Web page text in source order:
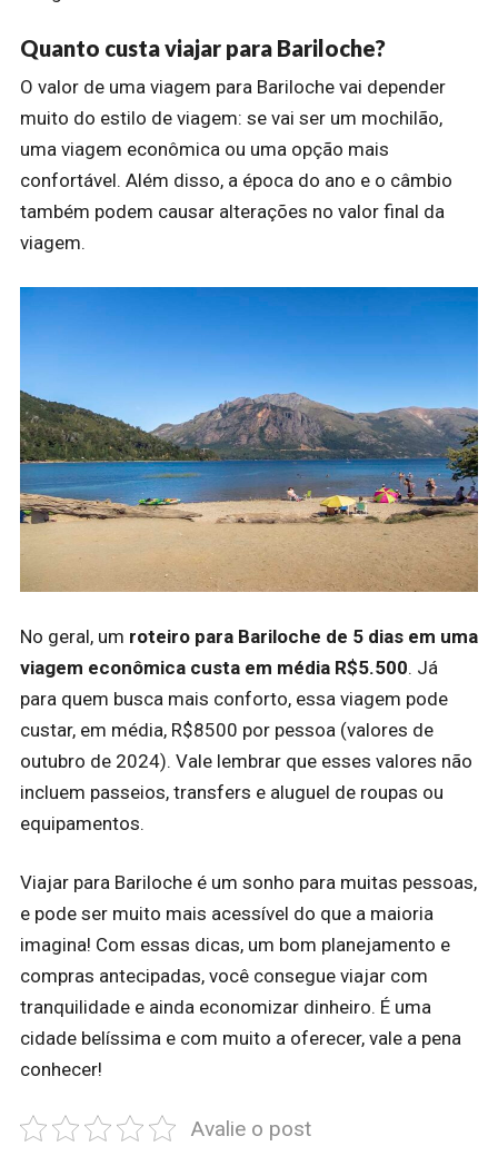
Quanto custa viajar para Bariloche?
O valor de uma viagem para Bariloche vai depender
muito do estilo de viagem: se vai ser um mochilão,
uma viagem econômica ou uma opção mais
confortável. Além disso, a época do ano e o câmbio
também podem causar alterações no valor final da
viagem.
No geral, um roteiro para Bariloche de 5 dias em uma
viagem econômica custa em média R$5.500. Já
para quem busca mais conforto, essa viagem pode
custar, em média, R$8500 por pessoa (valores de
outubro de 2024). Vale lembrar que esses valores não
incluem passeios, transfers e aluguel de roupas ou
equipamentos.
Viajar para Bariloche é um sonho para muitas pessoas,
e pode ser muito mais acessível do que a maioria
imagina! Com essas dicas, um bom planejamento e
compras antecipadas, você consegue viajar com
tranquilidade e ainda economizar dinheiro. É uma
cidade belíssima e com muito a oferecer, vale a pena
conhecer!
Avalie o post